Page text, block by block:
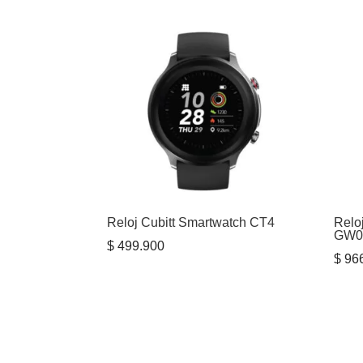
era:
$ 3.071.000.
Reloj Cubitt Smartwatch CT4
$ 499.900
$